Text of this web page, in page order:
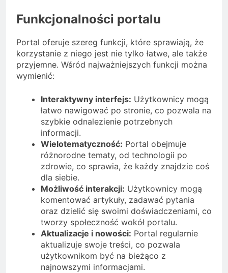
Funkcjonalności portalu
Portal oferuje szereg funkcji, które sprawiają, że
korzystanie z niego jest nie tylko łatwe, ale także
przyjemne. Wśród najważniejszych funkcji można
wymienić:
Interaktywny interfejs: Użytkownicy mogą
łatwo nawigować po stronie, co pozwala na
szybkie odnalezienie potrzebnych
informacji.
Wielotematyczność: Portal obejmuje
różnorodne tematy, od technologii po
zdrowie, co sprawia, że każdy znajdzie coś
dla siebie.
Możliwość interakcji: Użytkownicy mogą
komentować artykuły, zadawać pytania
oraz dzielić się swoimi doświadczeniami, co
tworzy społeczność wokół portalu.
Aktualizacje i nowości: Portal regularnie
aktualizuje swoje treści, co pozwala
użytkownikom być na bieżąco z
najnowszymi informacjami.